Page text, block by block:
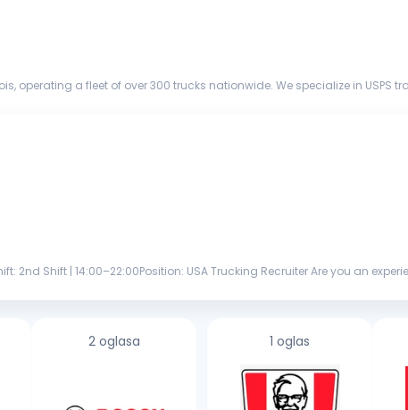
operating a fleet of over 300 trucks nationwide. We specialize in USPS
Shift: 2nd Shift | 14:00–22:00Position: USA Trucking Recruiter Are you an
2 oglasa 1 oglas